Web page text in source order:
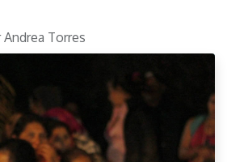
Andrea Torres